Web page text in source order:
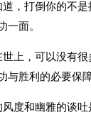
道，打倒你的不
一面。
世上，可以没有
与胜利的必要保
度和幽雅的谈